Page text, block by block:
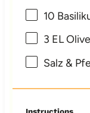
10
3 EL
Salz &
Instructions